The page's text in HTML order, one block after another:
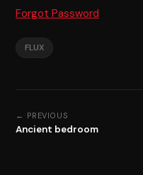
Forgot Password
FLUX
← PREVIOUS
Ancient bedroom